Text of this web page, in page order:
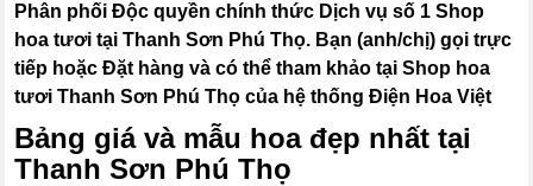
Phân phối Độc quyền chính thức Dịch vụ số 1 Shop
hoa tươi tại Thanh Sơn Phú Thọ. Bạn (anh/chị) gọi trực
tiếp hoặc Đặt hàng và có thể tham khảo tại Shop hoa
tươi Thanh Sơn Phú Thọ của hệ thống Điện Hoa Việt
Bảng giá và mẫu hoa đẹp nhất tại
Thanh Sơn Phú Thọ